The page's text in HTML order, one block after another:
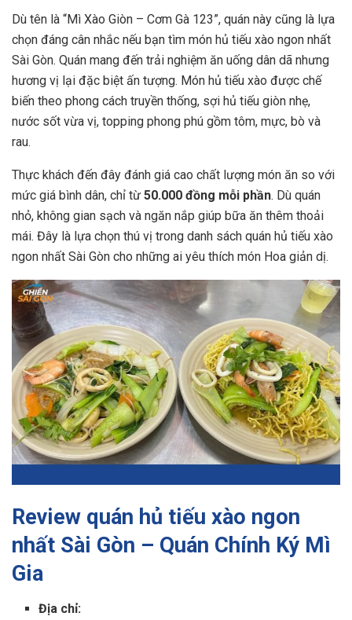
Dù tên là “Mì Xào Giòn – Cơm Gà 123”, quán này cũng là lựa
chọn đáng cân nhắc nếu bạn tìm món hủ tiếu xào ngon nhất
Sài Gòn. Quán mang đến trải nghiệm ăn uống dân dã nhưng
hương vị lại đặc biệt ấn tượng. Món hủ tiếu xào được chế
biến theo phong cách truyền thống, sợi hủ tiếu giòn nhẹ,
nước sốt vừa vị, topping phong phú gồm tôm, mực, bò và
rau.
Thực khách đến đây đánh giá cao chất lượng món ăn so với
mức giá bình dân, chỉ từ 50.000 đồng mỗi phần. Dù quán
nhỏ, không gian sạch và ngăn nắp giúp bữa ăn thêm thoải
mái. Đây là lựa chọn thú vị trong danh sách quán hủ tiếu xào
ngon nhất Sài Gòn cho những ai yêu thích món Hoa giản dị.
Review quán hủ tiếu xào ngon
nhất Sài Gòn – Quán Chính Ký Mì
Gia
Địa chỉ: